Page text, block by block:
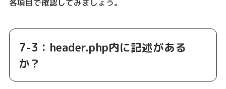
各項目で確認してみましょう。
7-3：header.php内に記述がある
か？